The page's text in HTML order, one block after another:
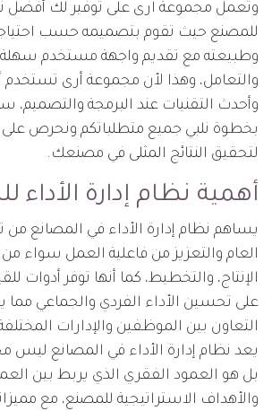
وتعمل مجموعة ارى على توفير لك أفضل
للمصنع حيث تقوم بتصميمه حسب
وطبيعته مع تقديم واجهة مستخدم سهلة
والتعامل، وهذا لأن مجموعة أرى
وأحدث التقنيات عند البرمجة
بخطوة نلبي جميع متطلباتكم ونحرص على
لتحقيق النتائج المثلى في مصنعك.
أهمية نظام إدارة الأداء
يساهم نظام إدارة الأداء في المصانع من
العام والتعزيز من فاعلية العمل سواء من
الإنتاج، والتخطيط، كما أنها توفر أدوات
على تحسين الأداء الفردي والجماعي مما
التعاون بين الموظفين والإدارات
يعد نظام إدارة الأداء في المصانع ليس
بل هو العمود الفقري الذي يربط بين
والأهداف الاستراتيجية للمصنع، مع